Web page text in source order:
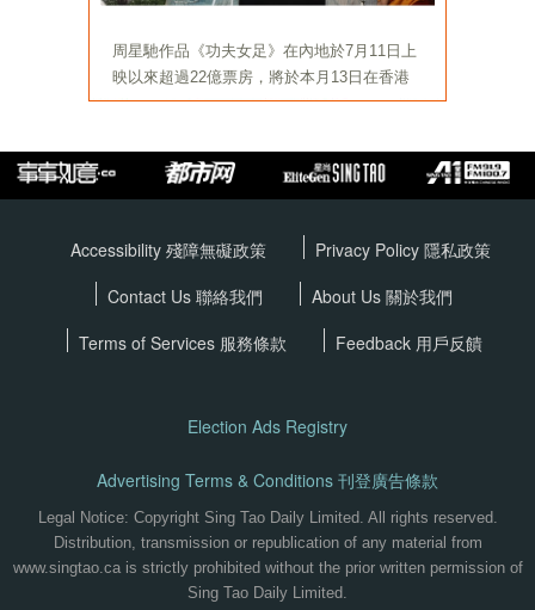
Accessibility 殘障無礙政策 Privacy Policy 隱私政策
Contact Us 聯絡我們
About Us 關於我們
Terms of Services 服務條款 Feedback 用戶反饋
Election Ads Registry
Advertising Terms & Conditions 刊登廣告條款
Legal Notice: Copyright Sing Tao Daily Limited. All rights reserved.
Distribution, transmission or republication of any material from
www.singtao.ca is strictly prohibited without the prior written permission of
Sing Tao Daily Limited.